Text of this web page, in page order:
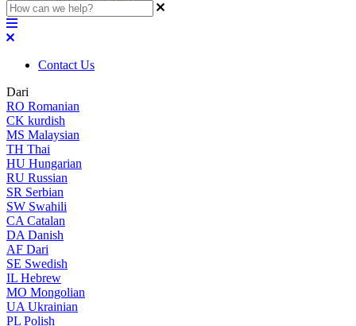
Contact Us
Dari
RO Romanian
CK kurdish
MS Malaysian
TH Thai
HU Hungarian
RU Russian
SR Serbian
SW Swahili
CA Catalan
DA Danish
AF Dari
SE Swedish
IL Hebrew
MO Mongolian
UA Ukrainian
PL Polish